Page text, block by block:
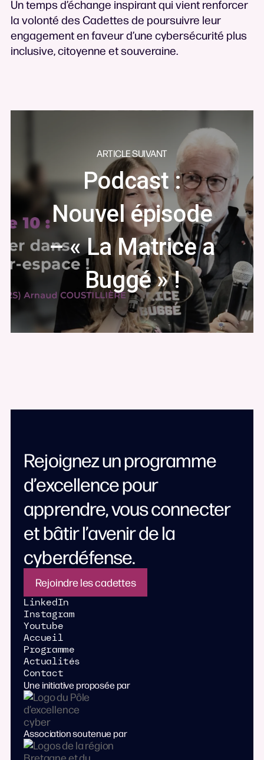
Un temps d’échange inspirant qui vient renforcer
la volonté des Cadettes de poursuivre leur
engagement en faveur d’une cybersécurité plus
inclusive, citoyenne et souveraine.
ARTICLE SUIVANT
Podcast :
Nouvel épisode
– « La Matrice a
Buggé » !
Rejoignez un programme
d’excellence pour
apprendre, vous connecter
et bâtir l’avenir de la
cyberdéfense.
Rejoindre les cadettes
Une initiative proposée par
Association soutenue par
Accueil
Programme
Actualités
Contact
LinkedIn
Instagram
Youtube